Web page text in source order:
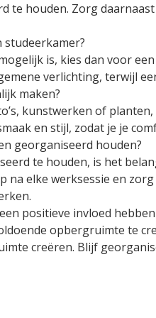
te houden. Zorg
studeerkamer?
is, kies dan voor
verlichting, terwijl
maken?
kunstwerken of
en stijl, zodat je je
georganiseerd houden?
te houden, is het
elke werksessie en
positieve invloed
opbergruimte te
creëren. Blijf